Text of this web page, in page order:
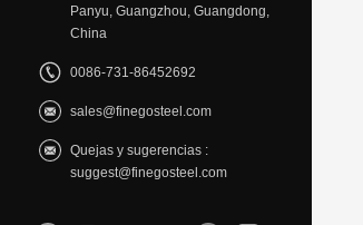
Panyu, Guangzhou, Guangdong,
China
0086-731-86452692
sales@finegosteel.com
Quejas y sugerencias :
suggest@finegosteel.com